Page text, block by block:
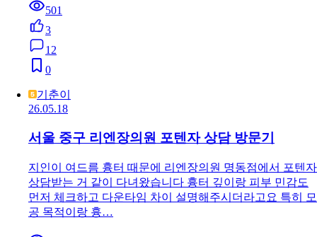
501
3
12
0
기춘이
26.05.18
서울 중구 리엔장의원 포텐자 상담 방문기
지인이 여드름 흉터 때문에 리엔장의원 명동점에서 포텐자
상담받는 거 같이 다녀왔습니다 흉터 깊이랑 피부 민감도
먼저 체크하고 다운타임 차이 설명해주시더라고요 특히 모
공 목적이랑 흉…